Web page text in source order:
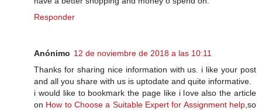
Responder
Anónimo 12 de noviembre de 2018 a las 10:11
Thanks for sharing nice information with us. i like your post
and all you share with us is uptodate and quite informative.
i would like to bookmark the page like i love also the article
on How to Choose a Suitable Expert for Assignment help,so